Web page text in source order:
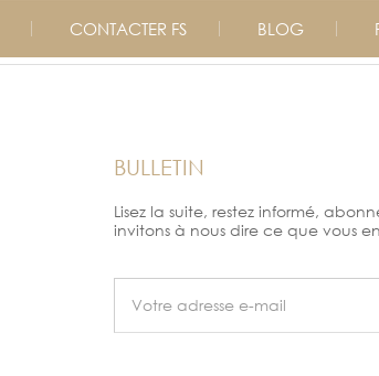
CONTACTER FS BLOG
BULLETIN
Lisez la suite, restez informé,
invitons à nous dire ce que vous